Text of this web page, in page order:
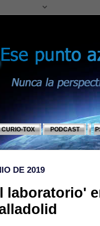
CURIO-TOX PODCAST
DE 2019
laboratorio'